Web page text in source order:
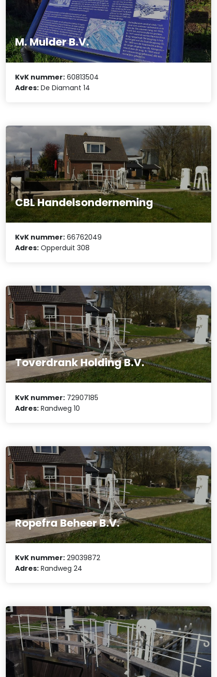
M. Mulder B.V.
KvK nummer: 60813504
Adres: De Diamant 14
CBL Handelsonderneming
KvK nummer: 66762049
Adres: Opperduit 308
Toverdrank Holding B.V.
KvK nummer: 72907185
Adres: Randweg 10
Ropefra Beheer B.V.
KvK nummer: 29039872
Adres: Randweg 24